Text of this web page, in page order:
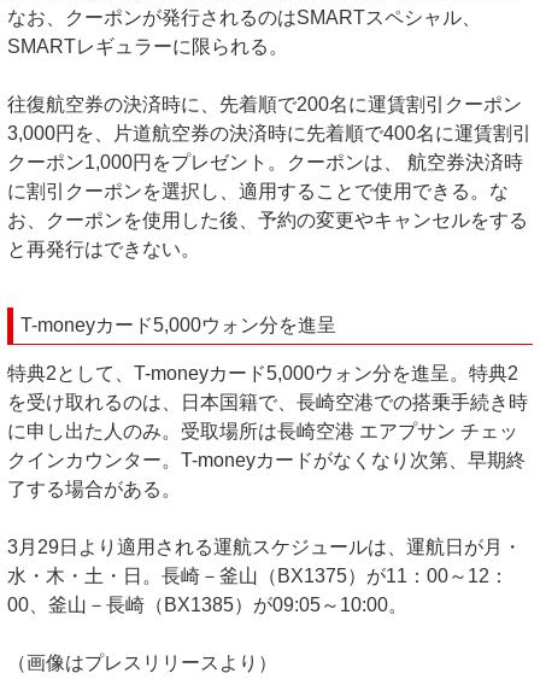
なお、クーポンが発行されるのはSMARTスペシャル、
SMARTレギュラーに限られる。
往復航空券の決済時に、先着順で200名に運賃割引クーポン
3,000円を、片道航空券の決済時に先着順で400名に運賃割引
クーポン1,000円をプレゼント。クーポンは、 航空券決済時
に割引クーポンを選択し、適用することで使用できる。な
お、クーポンを使用した後、予約の変更やキャンセルをする
と再発行はできない。
T-moneyカード5,000ウォン分を進呈
特典2として、T-moneyカード5,000ウォン分を進呈。特典2
を受け取れるのは、日本国籍で、長崎空港での搭乗手続き時
に申し出た人のみ。受取場所は長崎空港 エアプサン チェッ
クインカウンター。T-moneyカードがなくなり次第、早期終
了する場合がある。
3月29日より適用される運航スケジュールは、運航日が月・
水・木・土・日。長崎－釜山（BX1375）が11：00～12：
00、釜山－長崎（BX1385）が09:05～10:00。
（画像はプレスリリースより）